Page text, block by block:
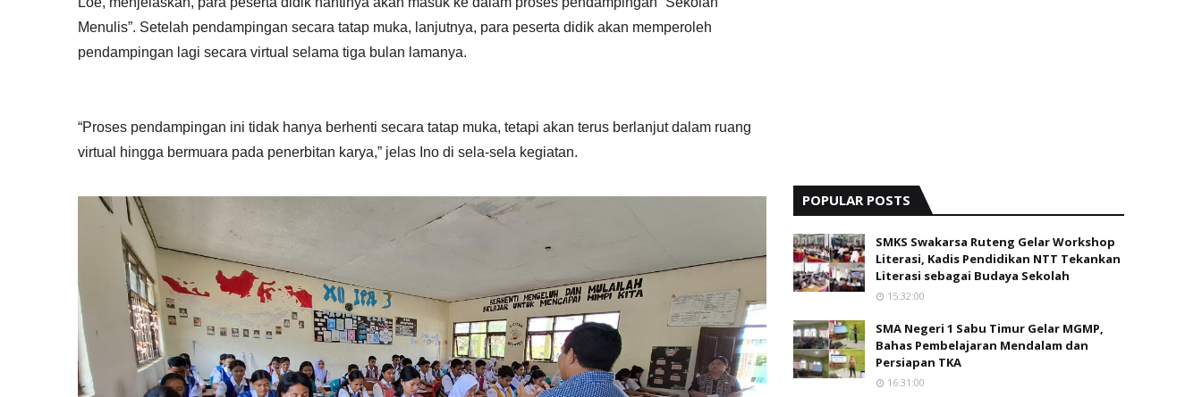
Menulis”. Setelah pendampingan secara tatap muka, lanjutnya, para peserta didik akan memperoleh
pendampingan lagi secara virtual selama tiga bulan lamanya.
“Proses pendampingan ini tidak hanya berhenti secara tatap muka, tetapi akan terus berlanjut dalam ruang
virtual hingga bermuara pada penerbitan karya,” jelas Ino di sela-sela kegiatan.
POPULAR POSTS
SMKS Swakarsa Ruteng Gelar Workshop
Literasi, Kadis Pendidikan NTT Tekankan
Literasi sebagai Budaya Sekolah
15:32:00
SMA Negeri 1 Sabu Timur Gelar MGMP,
Bahas Pembelajaran Mendalam dan
Persiapan TKA
16:31:00